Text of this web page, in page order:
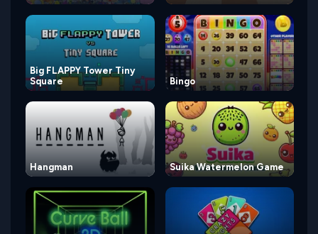
Big FLAPPY Tower Tiny
Square
Bingo
Hangman Suika Watermelon Game